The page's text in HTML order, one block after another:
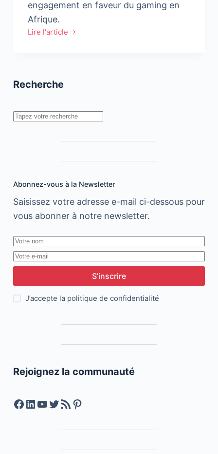
engagement en faveur du gaming en
Afrique.
Lire l'article
inwi
«Africa
Recherche
Rechercher
Abonnez-vous à la Newsletter
Saisissez votre adresse e-mail ci-dessous pour
vous abonner à notre newsletter.
S’inscrire
J’accepte la politique de confidentialité
Rejoignez la communauté
Facebook
LinkedIn
YouTube
Twitter
Feed RSSPinterest